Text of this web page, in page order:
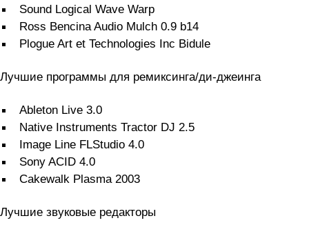
Sound Logical Wave Warp
Ross Bencina Audio Mulch 0.9 b14
Plogue Art et Technologies Inc Bidule
Лучшие программы для ремиксинга/ди-джеинга
Ableton Live 3.0
Native Instruments Tractor DJ 2.5
Image Line FLStudio 4.0
Sony ACID 4.0
Cakewalk Plasma 2003
Лучшие звуковые редакторы